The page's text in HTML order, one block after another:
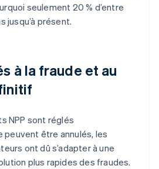
seulement 20 % d’entre
jusqu’à présent.
à la fraude et au
NPP sont réglés
être annulés, les
ont dû s’adapter à une
plus rapides des fraudes.